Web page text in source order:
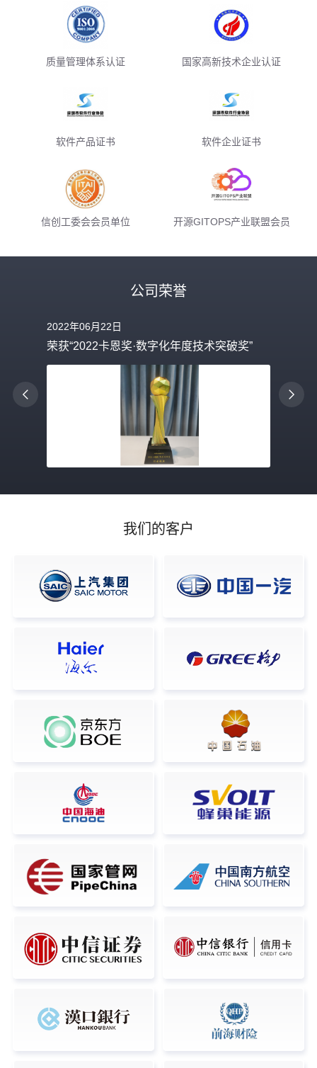
质量管理体系认证 国家高新技术企业认证
软件产品证书 软件企业证书
信创工委会会员单位 开源GITOPS产业联盟会员
公司荣誉
2022年06月22日
荣获“2022卡恩奖·数字化年度技术突破奖”
我们的客户